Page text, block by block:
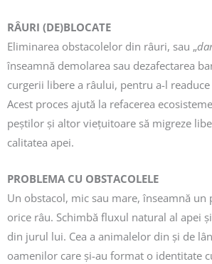
RÂURI (DE)BLOCATE
Eliminarea obstacolelor din râuri, sau „
înseamnă demolarea sau dezafectarea
curgerii libere a râului, pentru a-l
Acest proces ajută la refacerea
peștilor și altor viețuitoare să migreze
calitatea apei.
PROBLEMA CU OBSTACOLELE
Un obstacol, mic sau mare, înseamnă
orice râu. Schimbă fluxul natural al apei
din jurul lui. Cea a animalelor din și de
oamenilor care și-au format o identitate